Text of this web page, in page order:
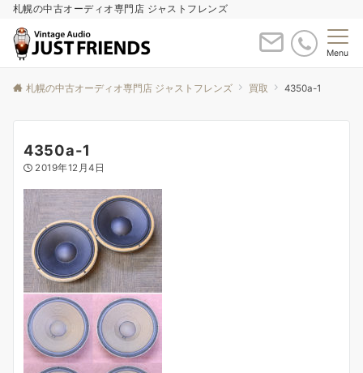
札幌の中古オーディオ専門店 ジャストフレンズ
Menu
札幌の中古オーディオ専門店 ジャストフレンズ 買取 4350a-1
4350a-1
2019年12月4日